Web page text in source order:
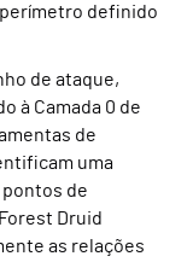
definido
de ataque,
à Camada 0 de
de
uma
de
Druid
as relações